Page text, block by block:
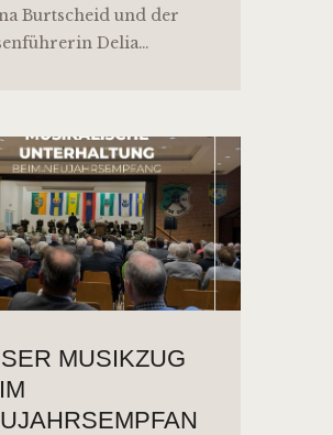
Burtscheid und der
Delia…
MUSIKZUG